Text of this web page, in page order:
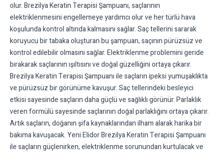
olur. Brezilya Keratin Terapisi Şampuanı, saçlarının
elektriklenmesini engellemeye yardımcı olur ve her türlü hava
koşulunda kontrol altında kalmasını sağlar. Saç tellerini sararak
koruyucu bir tabaka oluşturan bu şampuan, saçının pürüzsüz ve
kontrol edilebilir olmasını sağlar. Elektriklenme problemini geride
bırakarak saçlarının ışıltısını ve doğal güzelliğini ortaya çıkarır.
Brezilya Keratin Terapisi Şampuanı ile saçların ipeksi yumuşaklıkta
ve pürüzsüz bir görünüme kavuşur. Saç tellerindeki besleyici
etkisi sayesinde saçların daha güçlü ve sağlıklı görünür. Parlaklık
veren formülü sayesinde saçlarının doğal parlaklığını ortaya çıkarır.
Artık saçların, doğanın şifa kaynaklarından ilham alarak harika bir
bakıma kavuşacak. Yeni Elidor Brezilya Keratin Terapisi Şampuanı
ile saçların güçlenirken, elektriklenme sorunundan kurtulacak ve